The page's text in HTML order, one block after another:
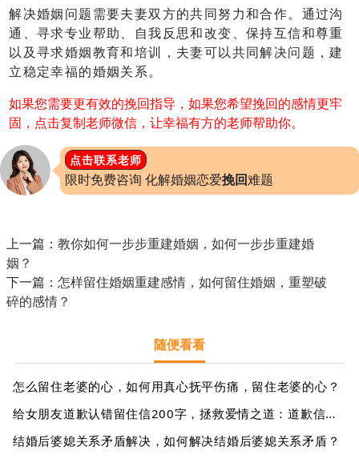
解决婚姻问题需要夫妻双方的共同努力和合作。通过沟
通、寻求专业帮助、自我反思和改变、保持互信和尊重
以及寻求婚姻教育和培训，夫妻可以共同解决问题，建
立稳定幸福的婚姻关系。
如果您需要更有效的挽回指导，如果您希望挽回的感情更牢
固，点击复制老师微信，让幸福有方的老师帮助你。
点击联系老师
限时免费咨询 化解婚姻恋爱挽回难题
上一篇： 教你如何一步步重建婚姻，如何一步步重建婚
姻？
下一篇： 怎样留住婚姻重建感情，如何留住婚姻，重塑破
碎的感情？
随便看看
怎么留住老婆的心，如何用真心抚平伤痛，留住老婆的心？
给女朋友道歉认错留住信200字，拯救爱情之道：道歉信，200字！
结婚后婆媳关系矛盾解决，如何解决结婚后婆媳关系矛盾？